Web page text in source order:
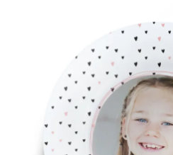
4,9 (sur la base de +15
Nos cadeaux sont appréciés.
une note de 4,9 sur Google
pays où nous sommes présents).